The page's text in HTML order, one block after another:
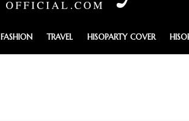
FASHION TRAVEL HISOPARTY COVER